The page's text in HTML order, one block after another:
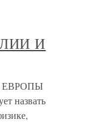
И
ЕВРОПЫ
назвать